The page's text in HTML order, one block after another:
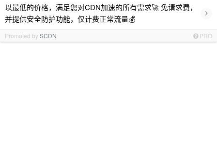
以最低的价格，满足您对CDN加速的所有需求🚀 免请求费，
并提供安全防护功能，仅计费正常流量💰
›
Promoted bySCDN PRO